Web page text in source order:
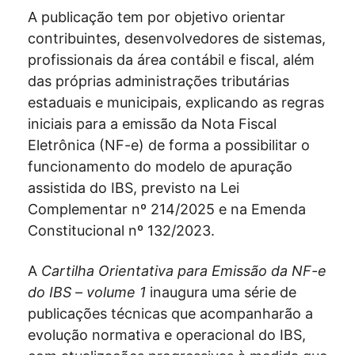
A publicação tem por objetivo orientar
contribuintes, desenvolvedores de sistemas,
profissionais da área contábil e fiscal, além
das próprias administrações tributárias
estaduais e municipais, explicando as regras
iniciais para a emissão da Nota Fiscal
Eletrônica (NF-e) de forma a possibilitar o
funcionamento do modelo de apuração
assistida do IBS, previsto na Lei
Complementar nº 214/2025 e na Emenda
Constitucional nº 132/2023.
A Cartilha Orientativa para Emissão da NF-e
do IBS – volume 1inaugura uma série de
publicações técnicas que acompanharão a
evolução normativa e operacional do IBS,